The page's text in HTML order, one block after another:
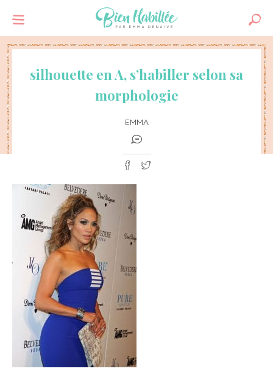
silhouette en A, s’habiller selon sa
morphologie
EMMA